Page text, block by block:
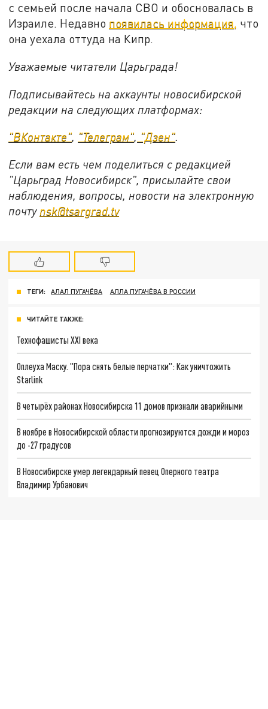
с семьей после начала СВО и обосновалась в
Израиле. Недавно появилась информация, что
она уехала оттуда на Кипр.
Уважаемые читатели Царьграда!
Подписывайтесь на аккаунты новосибирской
редакции на следующих платформах:
"ВКонтакте", "Телеграм", "Дзен".
Если вам есть чем поделиться с редакцией
"Царьград Новосибирск", присылайте свои
наблюдения, вопросы, новости на электронную
почту nsk@tsargrad.tv
ТЕГИ: АЛАЛ ПУГАЧЁВА АЛЛА ПУГАЧЁВА В РОССИИ
ЧИТАЙТЕ ТАКЖЕ:
Технофашисты XXI века
Оплеуха Маску. "Пора снять белые перчатки": Как уничтожить
Starlink
В четырёх районах Новосибирска 11 домов признали аварийными
В ноябре в Новосибирской области прогнозируются дожди и мороз
до -27 градусов
В Новосибирске умер легендарный певец Оперного театра
Владимир Урбанович